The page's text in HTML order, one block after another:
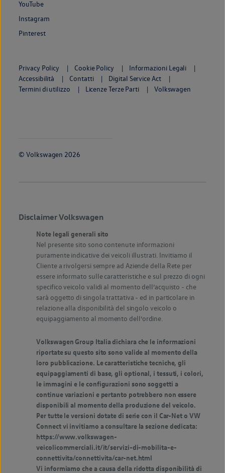
YouTube
Instagram
Pinterest
Privacy Policy Cookie Policy
Informazioni Legali
Accessibilità
Contatti
Digital Service Act
Termini di utilizzo
Licenze Terze Parti Volkswagen
© Volkswagen 2026
Disclaimer Volkswagen
Note legali generali sito
Nel presente sito sono contenute informazioni
puramente indicative dei veicoli illustrati. Invitiamo il
Cliente a rivolgersi sempre ad Aziende della Rete per
essere informato sulle caratteristiche e sul prezzo di ogni
specifico veicolo validi al momento dell’acquisto - che
sarà oggetto di singola trattativa - ed in particolare in
relazione alla disponibilità del singolo veicolo o
equipaggiamento al momento dell’ordine.
Volkswagen Group Italia dichiara che le informazioni
riportate su questo sito sono valide al momento della
loro pubblicazione. Le caratteristiche tecniche, gli
equipaggiamenti di base, gli optional, i tessuti, i colori,
le immagini e le configurazioni sono soggetti a
continue variazioni e pertanto potrebbero non essere
disponibili al momento della produzione del veicolo.
Per tutte le versioni dotate di serie con il Car-Net o VW
Connect vi invitiamo a consultare la sezione dedicata:
https://www.volkswagen-
veicolicommerciali.it/it/servizi-di-mobilita-e-
connettivita/connettivita/car-net.html
Vi informiamo che a causa della ridotta disponibilità di